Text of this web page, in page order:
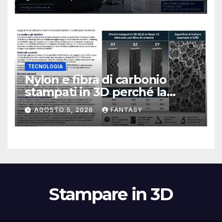
TECNOLOGIA
Nylon e fibra di carbonio
stampati in 3D perché la
resistenza agli urti dipende
dal processo
AGOSTO 5, 2026 FANTASY
Stampare in 3D